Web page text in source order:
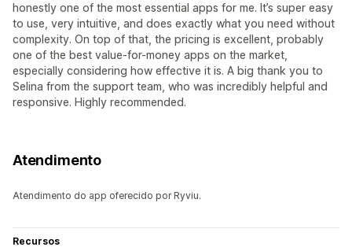
honestly one of the most essential apps for me. It’s super easy
to use, very intuitive, and does exactly what you need without
complexity. On top of that, the pricing is excellent, probably
one of the best value-for-money apps on the market,
especially considering how effective it is. A big thank you to
Selina from the support team, who was incredibly helpful and
responsive. Highly recommended.
Atendimento
Atendimento do app oferecido por Ryviu.
Recursos